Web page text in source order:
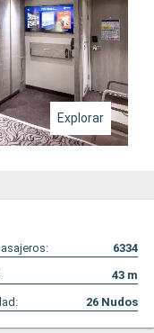
Explorar
6334
43 m
26 Nudos